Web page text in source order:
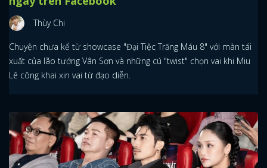
Thùy Chi
Chuyện chưa kể từ showcase "Đại Tiệc Trăng Máu 8" với màn tái
xuất của lão tướng Vân Sơn và những cú "twist" chọn vai khi Miu
Lê công khai xin vai từ đạo diễn.